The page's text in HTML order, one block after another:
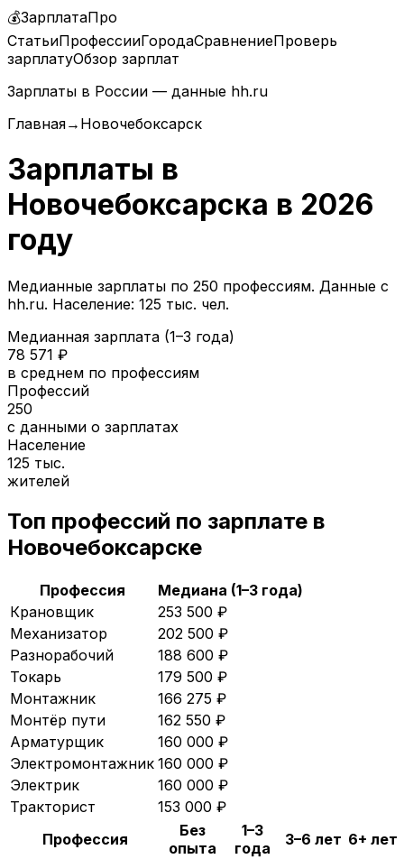
💰ЗарплатаПро
СтатьиПрофессииГородаСравнениеПроверь
зарплатуОбзор зарплат
Зарплаты в России — данные hh.ru
Главная→ Новочебоксарск
Зарплаты в
Новочебоксарска в 2026
году
Медианные зарплаты по 250 профессиям. Данные с
hh.ru. Население: 125 тыс. чел.
Медианная зарплата (1–3 года)
78 571 ₽
в среднем по профессиям
Профессий
250
с данными о зарплатах
Население
125 тыс.
жителей
Топ профессий по зарплате в
Новочебоксарске
Профессия
Медиана (1–3 года)
Крановщик
253 500 ₽
Механизатор
202 500 ₽
Разнорабочий
188 600 ₽
Токарь
179 500 ₽
Монтажник
166 275 ₽
Монтёр пути
162 550 ₽
Арматурщик
160 000 ₽
Электромонтажник 160 000 ₽
Электрик
160 000 ₽
Тракторист
153 000 ₽
Профессия
Без
опыта
1–3
года
3–6 лет 6+ лет